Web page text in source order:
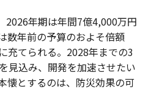
2026年期は年間7億4,000万円
数年前の予算のおよそ倍額
充てられる。2028年までの3
見込み、開発を加速させたい
懐とするのは、防災効果の可